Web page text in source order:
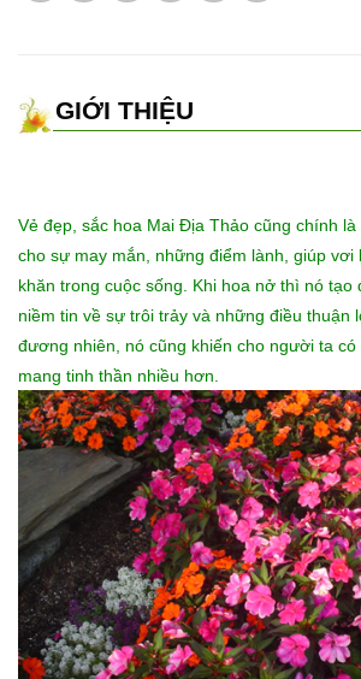
GIỚI THIỆU
Vẻ đẹp, sắc hoa Mai Địa Thảo cũng chính
cho sự may mắn, những điểm lành, giúp
khăn trong cuộc sống. Khi hoa nở thì nó
niềm tin về sự trôi trảy và những điều thuận
đương nhiên, nó cũng khiến cho người ta
mang tinh thần nhiều hơn.